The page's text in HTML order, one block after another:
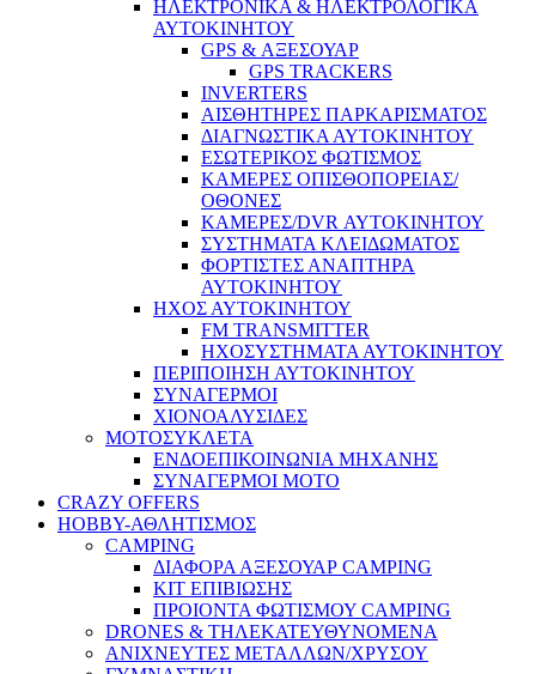
ΗΛΕΚΤΡΟΝΙΚΑ & ΗΛΕΚΤΡΟΛΟΓΙΚΑ
ΑΥΤΟΚΙΝΗΤΟΥ
GPS & ΑΞΕΣΟΥΑΡ
GPS TRACKERS
INVERTERS
ΑΙΣΘΗΤΗΡΕΣ ΠΑΡΚΑΡΙΣΜΑΤΟΣ
ΔΙΑΓΝΩΣΤΙΚΑ ΑΥΤΟΚΙΝΗΤΟΥ
ΕΣΩΤΕΡΙΚΟΣ ΦΩΤΙΣΜΟΣ
ΚΑΜΕΡΕΣ ΟΠΙΣΘΟΠΟΡΕΙΑΣ/
ΟΘΟΝΕΣ
ΚΑΜΕΡΕΣ/DVR ΑΥΤΟΚΙΝΗΤΟΥ
ΣΥΣΤΗΜΑΤΑ ΚΛΕΙΔΩΜΑΤΟΣ
ΦΟΡΤΙΣΤΕΣ ΑΝΑΠΤΗΡΑ
ΑΥΤΟΚΙΝΗΤΟΥ
ΗΧΟΣ ΑΥΤΟΚΙΝΗΤΟΥ
FM TRANSMITTER
ΗΧΟΣΥΣΤΗΜΑΤΑ ΑΥΤΟΚΙΝΗΤΟΥ
ΠΕΡΙΠΟΙΗΣΗ ΑΥΤΟΚΙΝΗΤΟΥ
ΣΥΝΑΓΕΡΜΟΙ
ΧΙΟΝΟΑΛΥΣΙΔΕΣ
ΜΟΤΟΣΥΚΛΕΤΑ
ΕΝΔΟΕΠΙΚΟΙΝΩΝΙΑ ΜΗΧΑΝΗΣ
ΣΥΝΑΓΕΡΜΟΙ ΜΟΤΟ
CRAZY OFFERS
HOBBY-ΑΘΛΗΤΙΣΜΟΣ
CAMPING
ΔΙΑΦΟΡΑ ΑΞΕΣΟΥΑΡ CAMPING
ΚΙΤ ΕΠΙΒΙΩΣΗΣ
ΠΡΟΙΟΝΤΑ ΦΩΤΙΣΜΟΥ CAMPING
DRONES & ΤΗΛΕΚΑΤΕΥΘΥΝΟΜΕΝΑ
ΑΝΙΧΝΕΥΤΕΣ ΜΕΤΑΛΛΩΝ/ΧΡΥΣΟΥ